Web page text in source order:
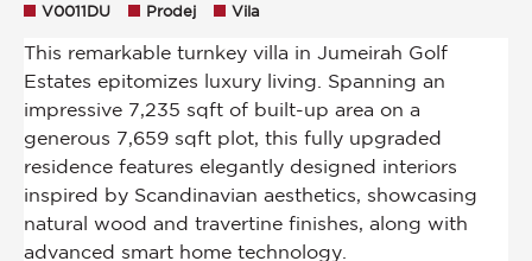
V0011DU Prodej Vila